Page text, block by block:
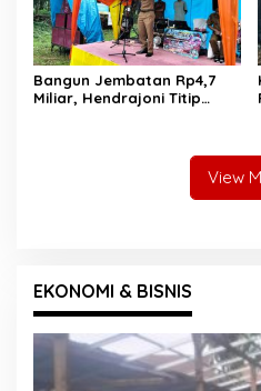
Bangun Jembatan Rp4,7
Miliar, Hendrajoni Titip
View
EKONOMI & BISNIS